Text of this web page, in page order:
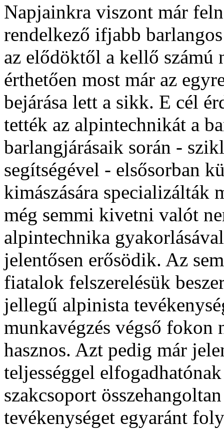
Napjainkra viszont már
rendelkező ifjabb
az elődöktől a kellő számú
érthetően most már az
bejárása lett a sikk. E cél
tették az alpintechnikát a
barlangjárásaik során -
segítségével - elsősorban
kimászására specializálták
még semmi kivetni valót
alpintechnika
jelentősen erősödik. Az
fiatalok felszerelésük
jellegű alpinista
munkavégzés végső fokon
hasznos. Azt pedig már
teljességgel
szakcsoport
tevékenységet egyaránt